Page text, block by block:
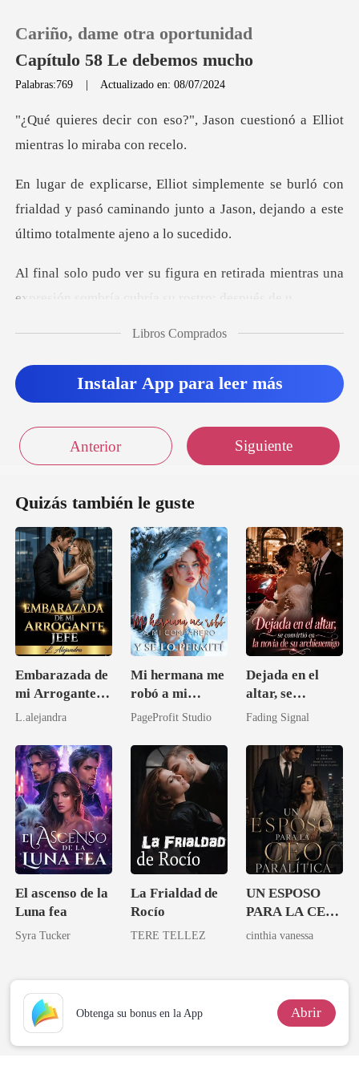
0
Historia
Cariño, dame otra oportunidad
Capítulo 58 Le debemos mucho
Palabras:769 | Actualizado en: 08/07/2024
, Jason cuestionó a Elliot
mi
ó con
frialdad y pasó caminando junto a Jason, dej
retirada mientras una
expresión so
Libros Comprados
Instalar App para leer más
Anterior Siguiente
Quizás también le guste
Embarazada de
mi Arrogante
Jefe
L.alejandra
Mi hermana me
robó a mi
compañero y se
PageProfit Studio
Dejada en el
altar, se
convirtió en la
archienemigo
Fading Signal
El ascenso de la
Luna fea
Syra Tucker
La Frialdad de
Rocío
TERE TELLEZ
UN ESPOSO
PARA LA CEO
PARALITICA
cinthia vanessa
Obtenga su bonus en la App Abrir